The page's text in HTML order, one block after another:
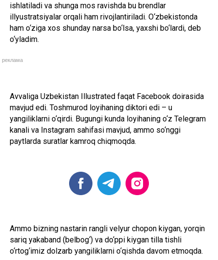
ishlatiladi va shunga mos ravishda bu brendlar
illyustratsiyalar orqali ham rivojlantiriladi. O‘zbekistonda
ham o‘ziga xos shunday narsa bo‘lsa, yaxshi bo‘lardi, deb
o‘yladim.
реклама
Avvaliga Uzbekistan Illustrated faqat Facebook doirasida
mavjud edi. Toshmurod loyihaning diktori edi – u
yangiliklarni o‘qirdi. Bugungi kunda loyihaning o‘z Telegram
kanali va Instagram sahifasi mavjud, ammo so‘nggi
paytlarda suratlar kamroq chiqmoqda.
Ammo bizning nastarin rangli velyur chopon kiygan, yorqin
sariq yakaband (belbog‘) va do‘ppi kiygan tilla tishli
o‘rtog‘imiz dolzarb yangiliklarni o‘qishda davom etmoqda.